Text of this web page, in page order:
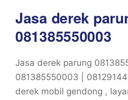
Jasa derek
081385550003
Jasa derek parung
081385550003 |
derek mobil gendong ,